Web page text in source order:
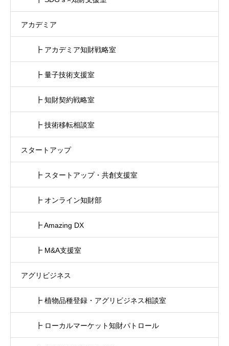
アカデミア
┣ アカデミア知財戦略室
┣ 量子技術支援室
┣ 知財契約戦略室
┣ 技術移転相談室
スタートアップ
┣ スタートアップ・共創支援室
┣ オンライン知財部
┣ Amazing DX
┣ M&A支援室
アグリビジネス
┣ 植物品種登録・アグリビジネス相談室
┣ ローカルマーケット知財パトロール